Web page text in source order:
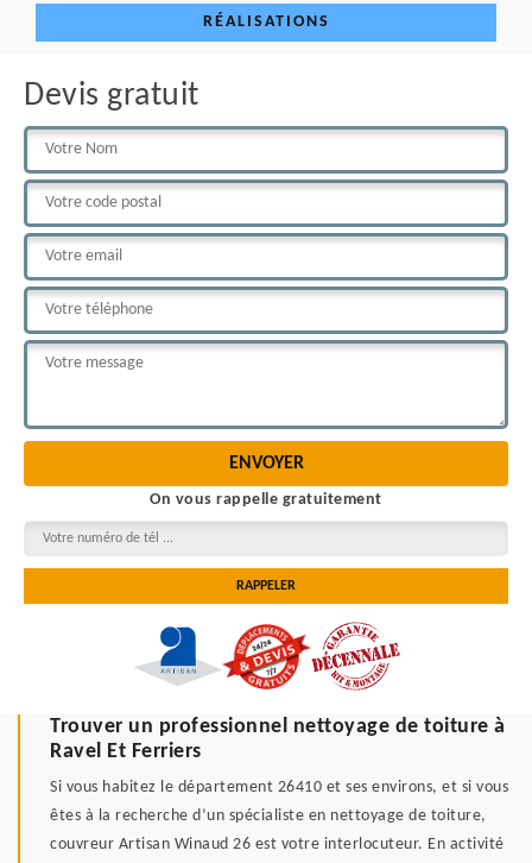
RÉALISATIONS
Devis gratuit
On vous rappelle gratuitement
Trouver un professionnel nettoyage de toiture à
Ravel Et Ferriers
Si vous habitez le département 26410 et ses environs, et si vous
êtes à la recherche d’un spécialiste en nettoyage de toiture,
couvreur Artisan Winaud 26 est votre interlocuteur. En activité